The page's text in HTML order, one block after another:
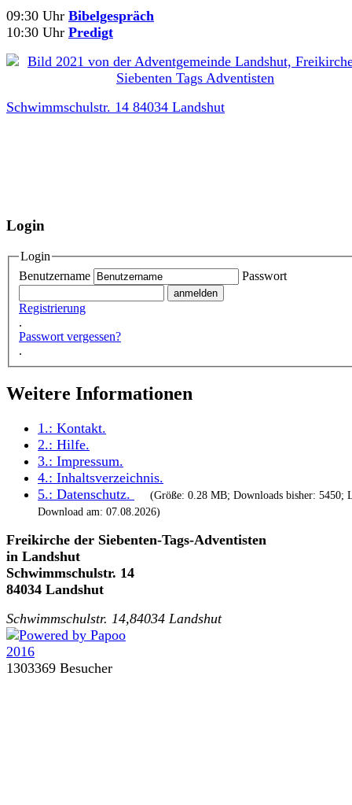
09:30 Uhr Bibelgespräch
10:30 Uhr Predigt
Schwimmschulstr. 14 84034 Landshut
Login
Login
Benutzername
Passwort
Registrierung
.
Passwort vergessen?
.
Weitere Informationen
1.: Kontakt.
2.: Hilfe.
3.: Impressum.
4.: Inhaltsverzeichnis.
5.: Datenschutz.
(Größe: 0.28 MB; Downloads bisher: 5450;
Download am: 07.08.2026)
Freikirche der Siebenten-Tags-Adventisten
in Landshut
Schwimmschulstr. 14
84034 Landshut
Schwimmschulstr. 14,84034 Landshut
1303369 Besucher